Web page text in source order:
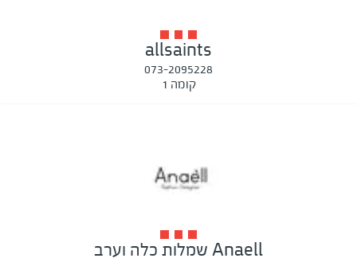
allsaints
073-2095228
קומה 1
Anaell שמלות כלה וערב